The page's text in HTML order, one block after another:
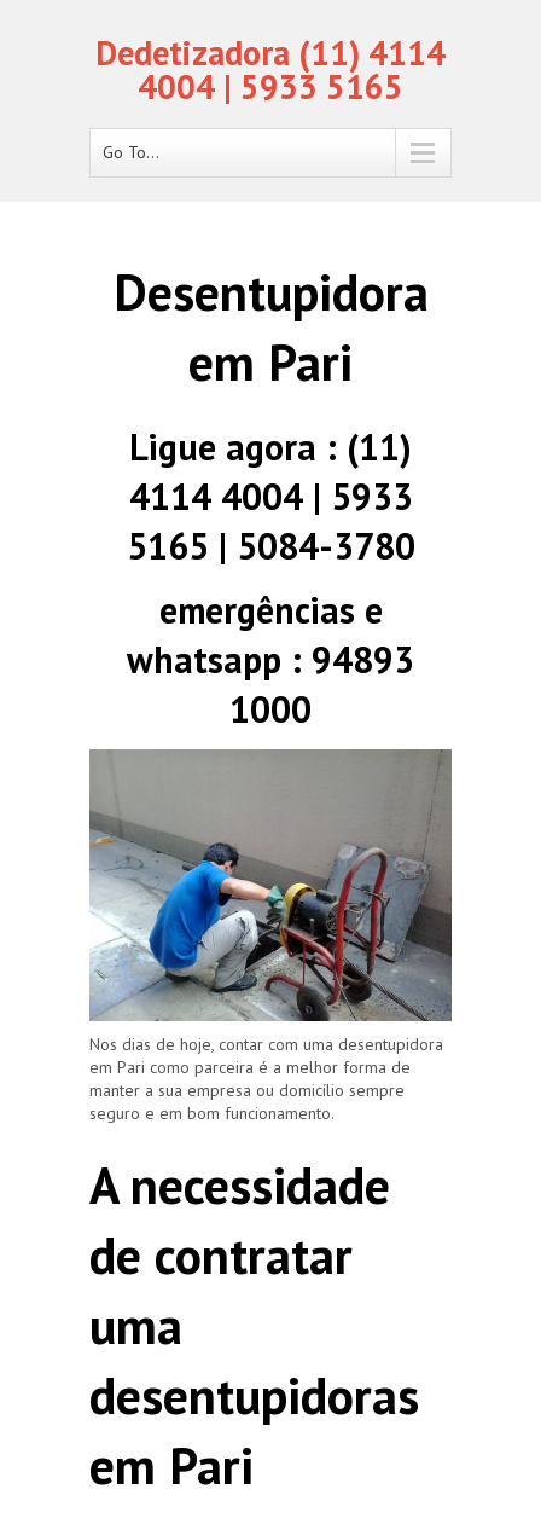
Dedetizadora (11) 4114
4004 | 5933 5165
Go To...
Desentupidora
em Pari
Ligue agora : (11)
4114 4004 | 5933
5165 | 5084-3780
emergências e
whatsapp : 94893
1000
Nos dias de hoje, contar com uma desentupidora
em Pari como parceira é a melhor forma de
manter a sua empresa ou domicílio sempre
seguro e em bom funcionamento.
A necessidade
de contratar
uma
desentupidoras
em Pari